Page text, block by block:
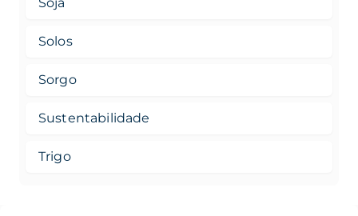
Soja
Solos
Sorgo
Sustentabilidade
Trigo